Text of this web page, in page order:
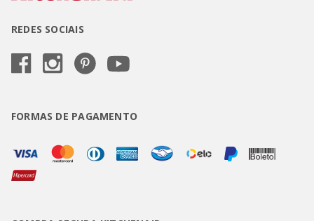
REDES SOCIAIS
FORMAS DE PAGAMENTO